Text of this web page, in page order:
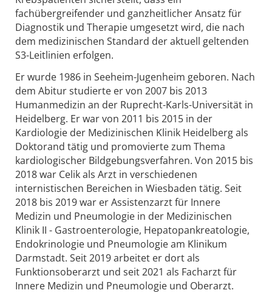
fachübergreifender und ganzheitlicher Ansatz für
Diagnostik und Therapie umgesetzt wird, die nach
dem medizinischen Standard der aktuell geltenden
S3-Leitlinien erfolgen.
Er wurde 1986 in Seeheim-Jugenheim geboren. Nach
dem Abitur studierte er von 2007 bis 2013
Humanmedizin an der Ruprecht-Karls-Universität in
Heidelberg. Er war von 2011 bis 2015 in der
Kardiologie der Medizinischen Klinik Heidelberg als
Doktorand tätig und promovierte zum Thema
kardiologischer Bildgebungsverfahren. Von 2015 bis
2018 war Celik als Arzt in verschiedenen
internistischen Bereichen in Wiesbaden tätig. Seit
2018 bis 2019 war er Assistenzarzt für Innere
Medizin und Pneumologie in der Medizinischen
Klinik II - Gastroenterologie, Hepatopankreatologie,
Endokrinologie und Pneumologie am Klinikum
Darmstadt. Seit 2019 arbeitet er dort als
Funktionsoberarzt und seit 2021 als Facharzt für
Innere Medizin und Pneumologie und Oberarzt.